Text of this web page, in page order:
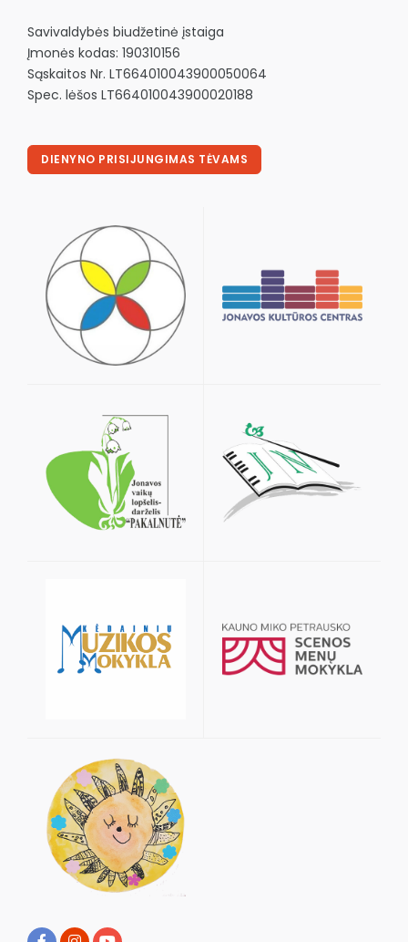
Savivaldybės biudžetinė įstaiga
Įmonės kodas: 190310156
Sąskaitos Nr. LT664010043900050064
Spec. lėšos LT664010043900020188
DIENYNO PRISIJUNGIMAS TĖVAMS